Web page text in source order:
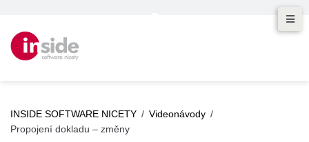
INSIDE SOFTWARE NICETY / Videonávody /
Propojení dokladu – změny